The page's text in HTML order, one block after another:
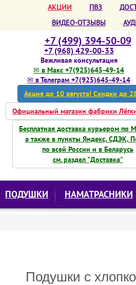
АКЦИИ ПВЗ
ВИДЕО-ОТЗЫВЫ
+7 (499) 394-50-09
+7 (968) 429-00-33
Вежливая консультация
✉ в Макс +7(925)645-49-14
✉ в Телеграм +7(925)645-49-14
Акция до 10 августа! Скидки до
Официальный магазин фабрики
Бесплатная доставка курьером по
а также в пункты Яндекс, СДЭК,
по всей России и в Беларусь
см. раздел "Доставка"
ПОДУШКИ НАМАТРАСНИКИ
Подушки с